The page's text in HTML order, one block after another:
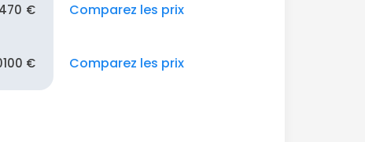
€ Comparez les prix
€ Comparez les prix